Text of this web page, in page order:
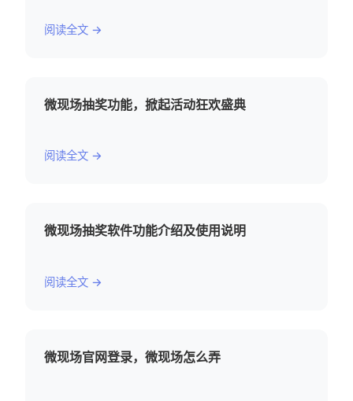
阅读全文 →
微现场抽奖功能，掀起活动狂欢盛典
阅读全文 →
微现场抽奖软件功能介绍及使用说明
阅读全文 →
微现场官网登录，微现场怎么弄